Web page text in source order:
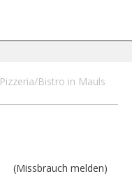
Pizzeria/Bistro in Mauls
(Missbrauch melden)